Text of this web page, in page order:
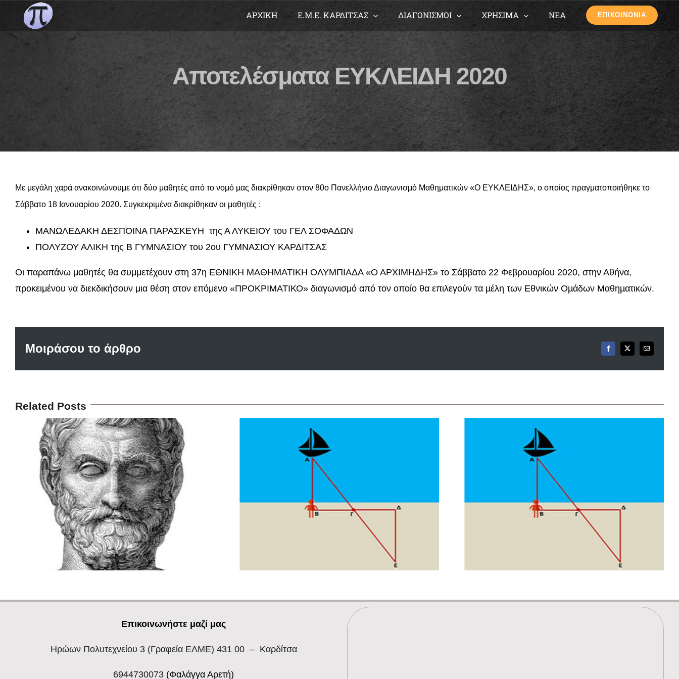
ΑΡΧΙΚΗ Ε.Μ.Ε. ΚΑΡΔΙΤΣΑΣ ΔΙΑΓΩΝΙΣΜΟΙ ΧΡΗΣΙΜΑ ΝΕΑ ΕΠΙΚΟΙΝΩΝΙΑ
Αποτελέσματα ΕΥΚΛΕΙΔΗ 2020
Με μεγάλη χαρά ανακοινώνουμε ότι δύο μαθητές από το νομό µας διακρίθηκαν στον 80ο Πανελλήνιο Διαγωνισμό Μαθηματικών «Ο ΕΥΚΛΕΙΔΗΣ», ο οποίος πραγματοποιήθηκε το
Σάββατο 18 Ιανουαρίου 2020. Συγκεκριμένα διακρίθηκαν οι μαθητές :
ΜΑΝΩΛΕΔΑΚΗ ΔΕΣΠΟΙΝΑ ΠΑΡΑΣΚΕΥΗ της Α ΛΥΚΕΙΟΥ του ΓΕΛ ΣΟΦΑΔΩΝ
ΠΟΛΥΖΟΥ ΑΛΙΚΗ της Β ΓΥΜΝΑΣΙΟΥ του 2ου ΓΥΜΝΑΣΙΟΥ ΚΑΡΔΙΤΣΑΣ
Οι παραπάνω μαθητές θα συμμετέχουν στη 37η ΕΘΝΙΚΗ ΜΑΘΗΜΑΤΙΚΗ ΟΛΥΜΠΙΑΔΑ «Ο ΑΡΧΙΜΗΔΗΣ» το Σάββατο 22 Φεβρουαρίου 2020, στην Αθήνα,
προκειμένου να διεκδικήσουν μια θέση στον επόμενο «ΠΡΟΚΡΙΜΑΤΙΚΟ» διαγωνισμό από τον οποίο θα επιλεγούν τα µέλη των Εθνικών Οµάδων Μαθηµατικών.
Μοιράσου το άρθρο Facebook
X Email
Related Posts
Επικοινωνήστε μαζί μας
Ηρώων Πολυτεχνείου 3(Γραφεία ΕΛΜΕ) 431 00 – Καρδίτσα
6944730073 (Φαλάγγα Αρετή)